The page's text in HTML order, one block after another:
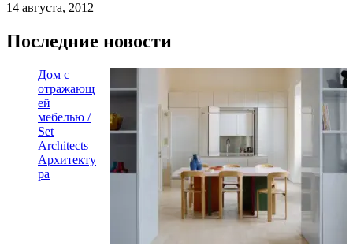
14 августа, 2012
Последние новости
Дом с
отражающ
ей
мебелью /
Set
Architects
Архитекту
ра